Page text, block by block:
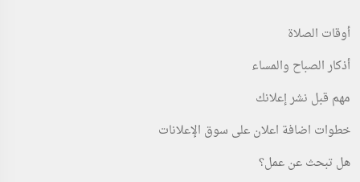
أوقات الصلاة
أذكار الصباح والمساء
مهم قبل نشر إعلانك
خطوات اضافة اعلان على سوق الإعلانات
هل تبحث عن عمل؟